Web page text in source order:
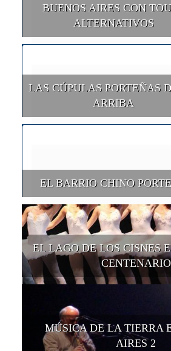
BUENOS AIRES CON
ALTERNATIVOS
LAS CÚPULAS PORTEÑAS
ARRIBA
EL BARRIO CHINO
EL LAGO DE LOS CISNES
CENTENARIO
MÚSICA DE LA TIERRA
AIRES 2